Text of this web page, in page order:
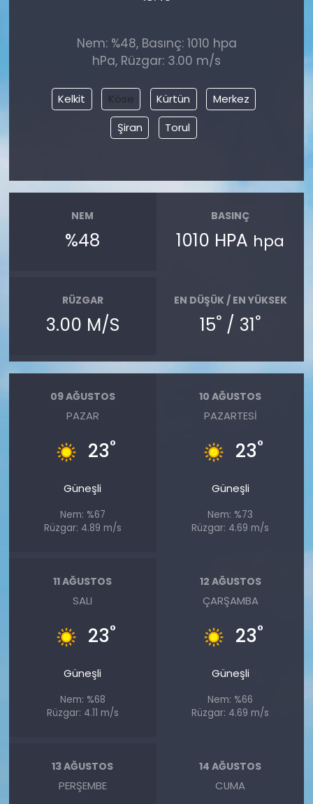
Nem: %48, Basınç: 1010 hpa
hPa, Rüzgar: 3.00 m/s
Kelkit Köse Kürtün
Merkez
Şiran
Torul
NEM
%48
BASINÇ
1010 HPA hpa
RÜZGAR
3.00 M/S
EN DÜŞÜK / EN YÜKSEK
15° / 31°
09 AĞUSTOS
PAZAR
23°
Güneşli
Nem: %67
Rüzgar: 4.89 m/s
10 AĞUSTOS
PAZARTESI
23°
Güneşli
Nem: %73
Rüzgar: 4.69 m/s
11 AĞUSTOS
SALI
23°
Güneşli
Nem: %68
Rüzgar: 4.11 m/s
12 AĞUSTOS
ÇARŞAMBA
23°
Güneşli
Nem: %66
Rüzgar: 4.69 m/s
13 AĞUSTOS
PERŞEMBE
14 AĞUSTOS
CUMA